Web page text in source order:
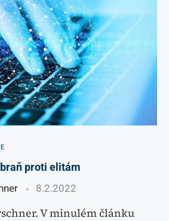
proti elitám
8.2.2022
V minulém článku